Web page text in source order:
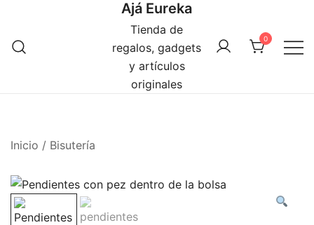
contenido
Ajá Eureka
Tienda de
regalos, gadgets
y artículos
originales
0
Inicio / Bisutería